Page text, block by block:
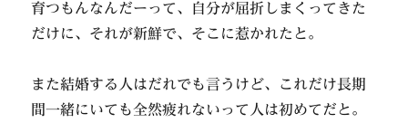
育つもんなんだーって、自分が屈折しまくってきた
だけに、それが新鮮で、そこに惹かれたと。
また結婚する人はだれでも言うけど、これだけ長期
間一緒にいても全然疲れないって人は初めてだと。